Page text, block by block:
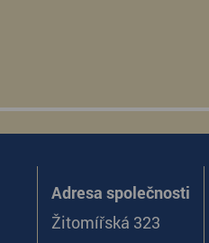
Adresa společnosti
Žitomířská 323